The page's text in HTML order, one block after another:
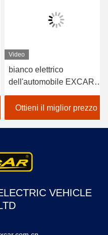
Video
bianco elettrico
dell'automobile EXCAR
A1S6+2 di golf del veicolo
a pile del litio 48V
Ottieni il miglior prezzo
VEHICLE